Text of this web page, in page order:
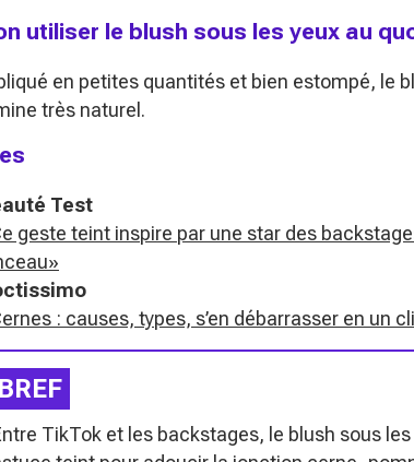
utiliser le blush sous les yeux au
en petites quantités et bien estompé, le
très naturel.
Test
geste teint inspire par une star des
: causes, types, s’en débarrasser en un
TikTok et les backstages, le blush sous